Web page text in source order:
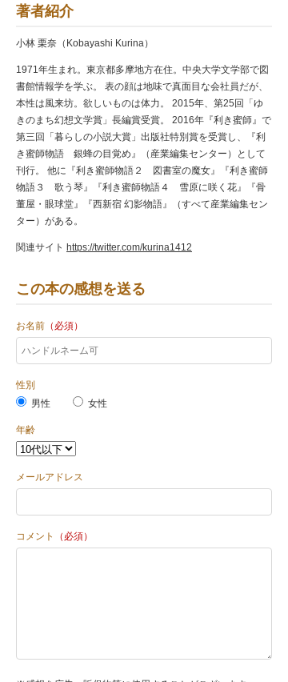
著者紹介
小林 栗奈（Kobayashi Kurina）
1971年生まれ。東京都多摩地方在住。中央大学文学部で図
書館情報学を学ぶ。 表の顔は地味で真面目な会社員だが、
本性は風来坊。欲しいものは体力。 2015年、第25回「ゆ
きのまち幻想文学賞」長編賞受賞。 2016年『利き蜜師』で
第三回「暮らしの小説大賞」出版社特別賞を受賞し、『利
き蜜師物語 銀蜂の目覚め』（産業編集センター）として
刊行。 他に『利き蜜師物語２ 図書室の魔女』『利き蜜師
物語３ 歌う琴』『利き蜜師物語４ 雪原に咲く花』『骨
董屋・眼球堂』『西新宿 幻影物語』（すべて産業編集セン
ター）がある。
関連サイト https://twitter.com/kurina1412
この本の感想を送る
お名前 （必須）
性別
男性
女性
年齢
メールアドレス
コメント （必須）